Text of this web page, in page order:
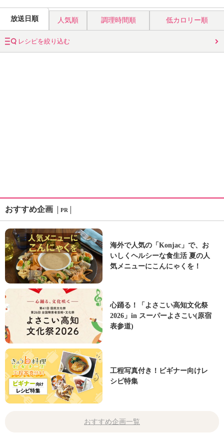
放送日順 人気順 調理時間順 低カロリー順
レシピを絞り込む
おすすめ企画 PR
海外で人気の「Konjac」で、お
いしくヘルシーな食生活 夏の人
気メニューにこんにゃくを！
心踊る！「よさこい高知文化祭
2026」in スーパーよさこい(原宿
表参道)
工程写真付き！ビギナー向けレ
シピ特集
おすすめ企画一覧